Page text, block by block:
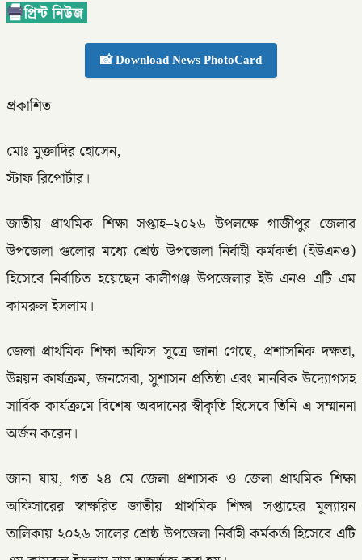
📸 Download News PhotoCard
প্রকাশিত
মোঃ মুক্তাদির হোসেন,
স্টাফ রিপোর্টার।
জাতীয় প্রাথমিক শিক্ষা সপ্তাহ–২০২৬ উপলক্ষে গাজীপুর জেলার
উপজেলা গুলোর মধ্যে শ্রেষ্ঠ উপজেলা নির্বাহী কর্মকর্তা (ইউএনও)
হিসেবে নির্বাচিত হয়েছেন কালীগঞ্জ উপজেলার ইউ এনও এটি এম
কামরুল ইসলাম।
জেলা প্রাথমিক শিক্ষা অফিস সূত্রে জানা গেছে, প্রশাসনিক দক্ষতা,
উন্নয়ন কার্যক্রম, জনসেবা, সুশাসন প্রতিষ্ঠা এবং মানবিক উদ্যোগসহ
সার্বিক কার্যক্রমে বিশেষ অবদানের স্বীকৃতি হিসেবে তিনি এ সম্মাননা
অর্জন করেন।
জানা যায়, গত ২৪ মে জেলা প্রশাসক ও জেলা প্রাথমিক শিক্ষা
অফিসারের স্বাক্ষরিত জাতীয় প্রাথমিক শিক্ষা সপ্তাহের মূল্যায়ন
তালিকায় ২০২৬ সালের শ্রেষ্ঠ উপজেলা নির্বাহী কর্মকর্তা হিসেবে এটি